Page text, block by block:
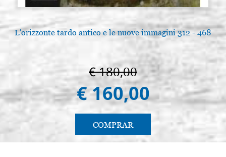
L'orizzonte tardo antico e le nuove immagini 312 - 468
€ 180,00
€ 160,00
COMPRAR